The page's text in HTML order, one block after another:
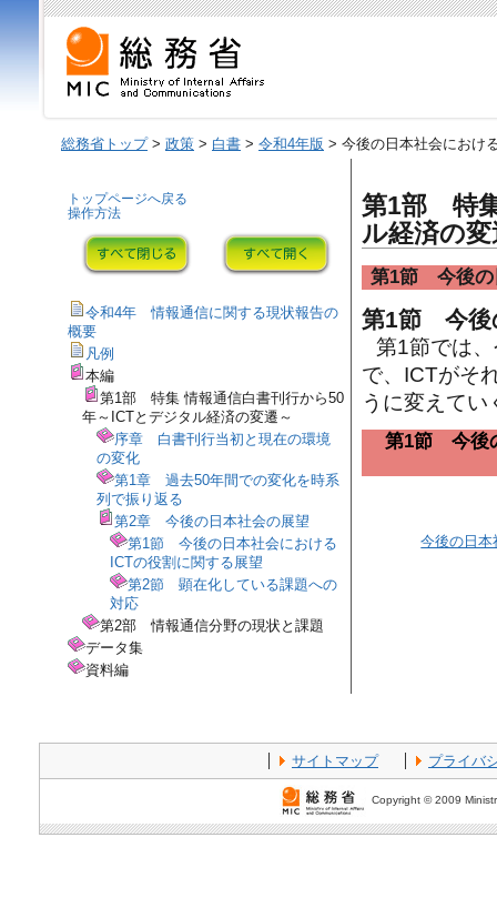
総務省トップ> 政策 > 白書 > 令和4年版 > 今後の日本社会におけ
第1部 特
ル経済の変
第1節 今後の
第1節 今後
第1節では
で、ICTがそ
うに変えて
第1節 今後
今後の日
トップページへ戻る
操作方法
令和4年 情報通信に関する現状報告の
概要
凡例
本編
第1部 特集 情報通信白書刊行から50
年～ICTとデジタル経済の変遷～
序章 白書刊行当初と現在の環境
の変化
第1章 過去50年間での変化を時系
列で振り返る
第2章 今後の日本社会の展望
第1節 今後の日本社会における
ICTの役割に関する展望
第2節 顕在化している課題への
対応
第2部 情報通信分野の現状と課題
データ集
資料編
サイトマップ プライバ
Copyright © 2009